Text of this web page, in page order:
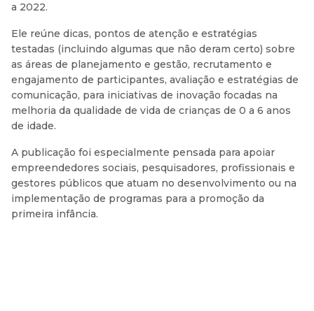
a 2022.
Ele reúne dicas, pontos de atenção e estratégias
testadas (incluindo algumas que não deram certo) sobre
as áreas de planejamento e gestão, recrutamento e
engajamento de participantes, avaliação e estratégias de
comunicação, para iniciativas de inovação focadas na
melhoria da qualidade de vida de crianças de 0 a 6 anos
de idade.
A publicação foi especialmente pensada para apoiar
empreendedores sociais, pesquisadores, profissionais e
gestores públicos que atuam no desenvolvimento ou na
implementação de programas para a promoção da
primeira infância.